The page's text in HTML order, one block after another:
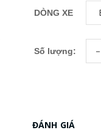
DÒNG XE
Số lượng: -
ĐÁNH GIÁ